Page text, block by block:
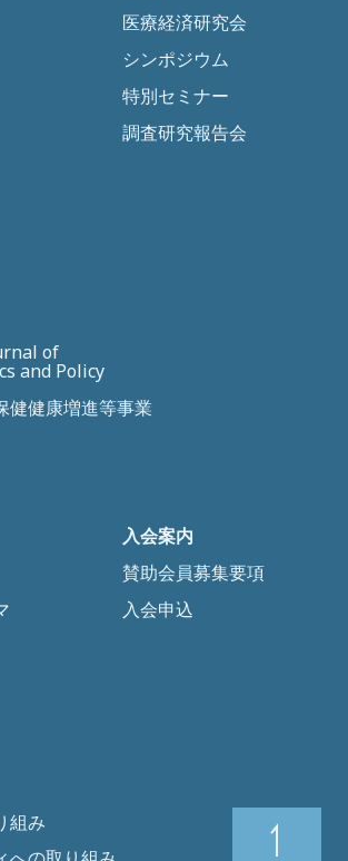
医療経済研究会
シンポジウム
特別セミナー
調査研究報告会
of
and Policy
健健康増進等事業
入会案内
賛助会員募集要項
入会申込
組み